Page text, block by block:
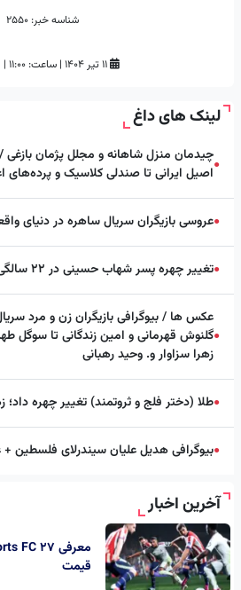
شناسه خبر:
| ساعت: ۱۱:۰۰ |
لینک های داغ
●چیدمان منزل شاهانه و مجلل پژمان
اصیل ایرانی تا صندلی کلاسیک و پرده‌های
●عروسی بازیگران سریال ساهره در دنیای
●تغییر چهره پسر شهاب حسینی در ۲۲ سالگی
●
عکس ها / بیوگرافی بازیگران زن و مرد
گلنوش قهرمانی و امین زندگانی تا سوگل
زهرا سزاوار و. وحید رهبانی
●طلا (دختر فلج و ثروتمند) تغییر چهره داد؛ زهرا
●بیوگرافی هدیل علیان سیندرلای فلسطین
آخرین اخبار
قیمت